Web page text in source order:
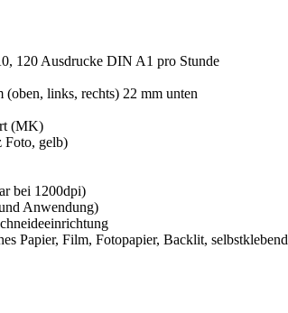
120 Ausdrucke DIN A1 pro Stunde
links, rechts) 22 mm unten
(MK)
Foto, gelb)
bei 1200dpi)
Anwendung)
Papier, Film, Fotopapier, Backlit, selbstklebend